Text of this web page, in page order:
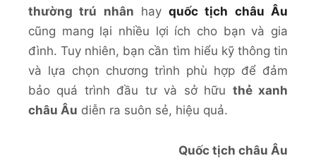
thường trú nhân hayquốc tịch châu Âu
cũng mang lại nhiều lợi ích cho bạn và gia
đình. Tuy nhiên, bạn cần tìm hiểu kỹ thông tin
và lựa chọn chương trình phù hợp để đảm
bảo quá trình đầu tư và sở hữu thẻ xanh
châu Âu diễn ra suôn sẻ, hiệu quả.
Quốc tịch châu Âu